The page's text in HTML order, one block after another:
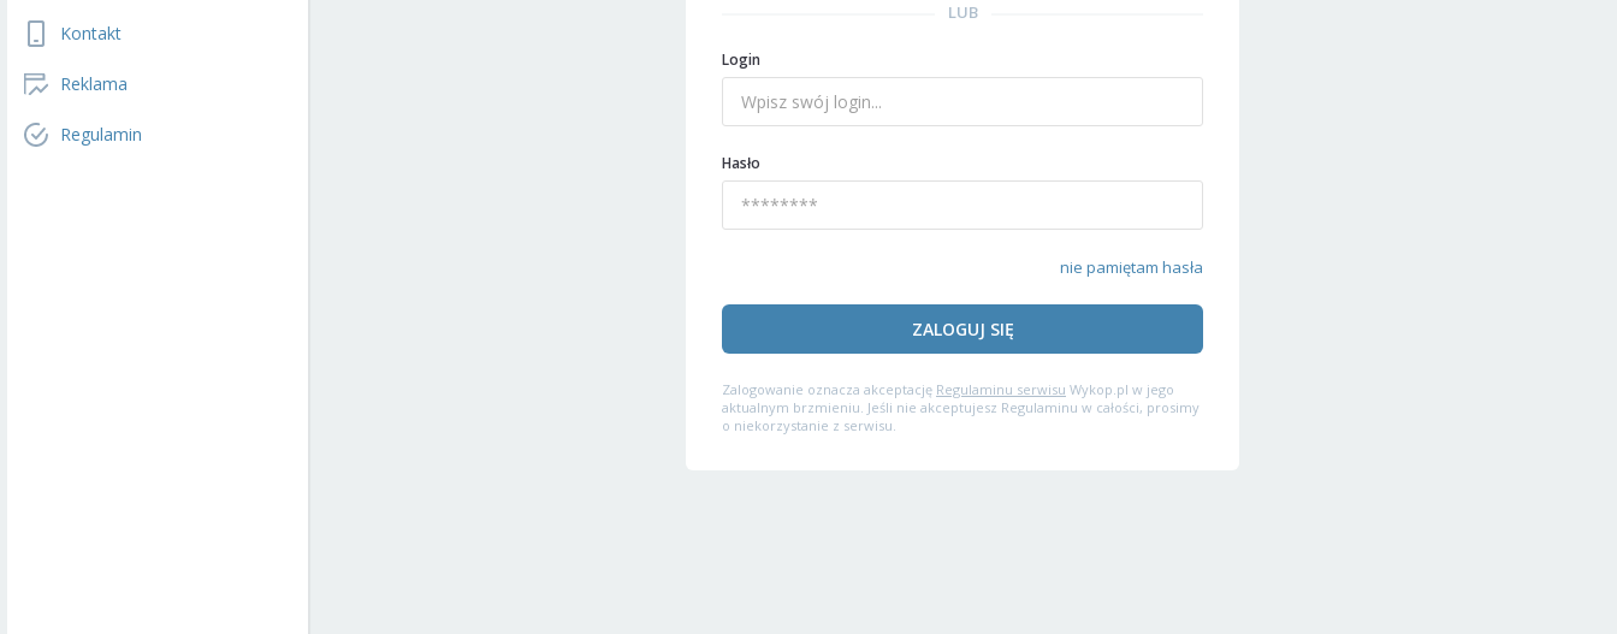
Kontakt
Reklama
Regulamin
LUB
Login
Hasło
nie pamiętam hasła
ZALOGUJ SIĘ
Zalogowanie oznacza akceptację Regulaminu serwisu Wykop.pl w jego
aktualnym brzmieniu. Jeśli nie akceptujesz Regulaminu w całości, prosimy
o niekorzystanie z serwisu.